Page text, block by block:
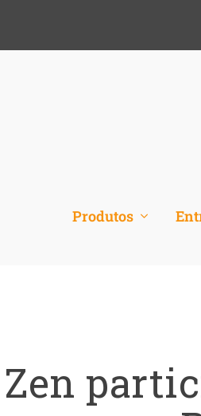
Produtos
Zen